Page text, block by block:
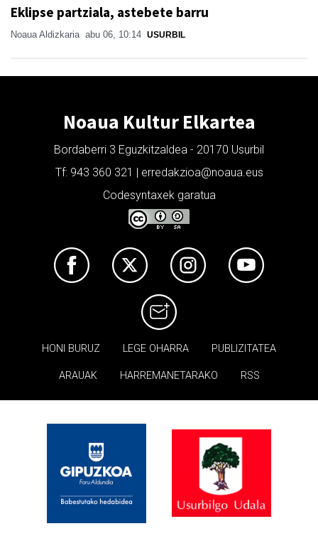
Eklipse partziala, astebete barru
Noaua Aldizkaria abu 06, 10:14 USURBIL
Noaua Kultur Elkartea
Bordaberri 3 Eguzkitzaldea - 20170 Usurbil
Tf: 943 360 321 | erredakzioa@noaua.eus
Codesyntaxek garatua
HONI BURUZ LEGE OHARRA PUBLIZITATEA
ARAUAK HARREMANETARAKO RSS